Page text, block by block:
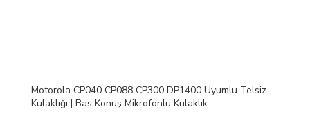
Motorola CP040 CP088 CP300 DP1400 Uyumlu Telsiz
Kulaklığı | Bas Konuş Mikrofonlu Kulaklık